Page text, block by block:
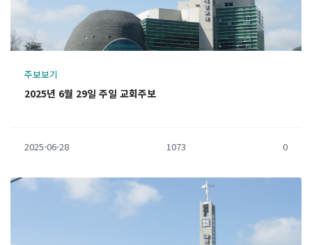
주보보기
2025년 6월 29일 주일 교회주보
2025-06-28 1073 0